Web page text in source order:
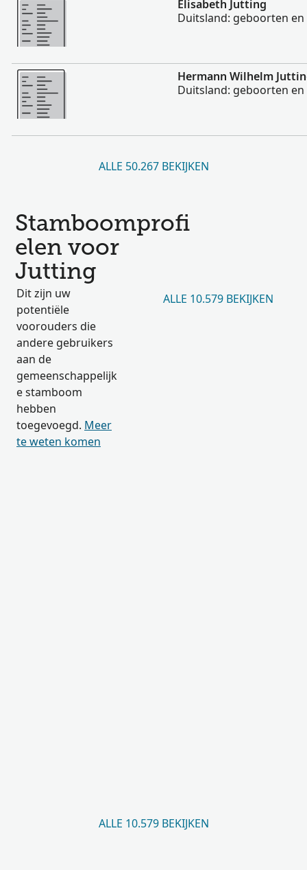
Elisabeth Jutting
Duitsland: geboorten en
Meer
Hermann Wilhelm
Duitsland: geboorten en
ALLE 50.267 BEKIJKEN
Stamboomprofi
elen voor
Jutting
Dit zijn uw
potentiële
voorouders die
andere gebruikers
aan de
gemeenschappelijk
e stamboom
hebben
toegevoegd. Meer
te weten komen
ALLE 10.579 BEKIJKEN
ALLE 10.579 BEKIJKEN